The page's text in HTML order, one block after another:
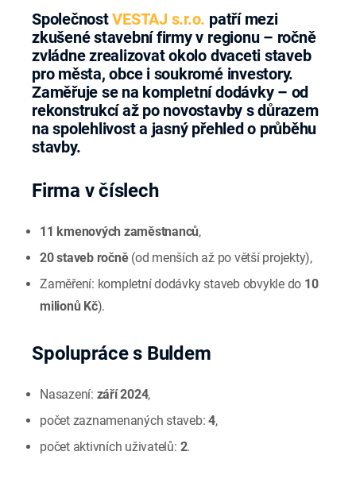
SpolečnostVESTAJ s.r.o. patří mezi
zkušené stavební firmy v regionu – ročně
zvládne zrealizovat okolo dvaceti staveb
pro města, obce i soukromé investory.
Zaměřuje se na kompletní dodávky – od
rekonstrukcí až po novostavby s důrazem
na spolehlivost a jasný přehled o průběhu
stavby.
Firma v číslech
11 kmenových zaměstnanců,
20 staveb ročně (od menších až po větší projekty),
Zaměření: kompletní dodávky staveb obvykle do 10
milionů Kč).
Spolupráce s Buldem
Nasazení: září 2024,
počet zaznamenaných staveb:4,
počet aktivních uživatelů: 2.